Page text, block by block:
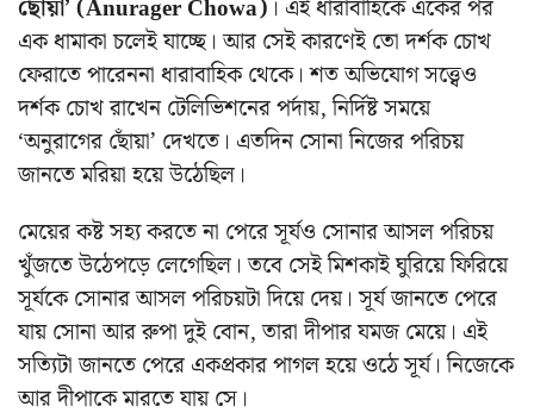
ছোঁয়া’ (Anurager Chowa) । এই ধারাবাহিকে একের পর
এক ধামাকা চলেই যাচ্ছে। আর সেই কারণেই তো দর্শক চোখ
ফেরাতে পারেননা ধারাবাহিক থেকে। শত অভিযোগ সত্ত্বেও
দর্শক চোখ রাখেন টেলিভিশনের পর্দায়, নির্দিষ্ট সময়ে
‘অনুরাগের ছোঁয়া’ দেখতে। এতদিন সোনা নিজের পরিচয়
জানতে মরিয়া হয়ে উঠেছিল।
মেয়ের কষ্ট সহ্য করতে না পেরে সূর্যও সোনার আসল পরিচয়
খুঁজতে উঠেপড়ে লেগেছিল। তবে সেই মিশকাই ঘুরিয়ে ফিরিয়ে
সূর্যকে সোনার আসল পরিচয়টা দিয়ে দেয়। সূর্য জানতে পেরে
যায় সোনা আর রুপা দুই বোন, তারা দীপার যমজ মেয়ে। এই
সত্যিটা জানতে পেরে একপ্রকার পাগল হয়ে ওঠে সূর্য। নিজেকে
আর দীপাকে মারতে যায় সে।